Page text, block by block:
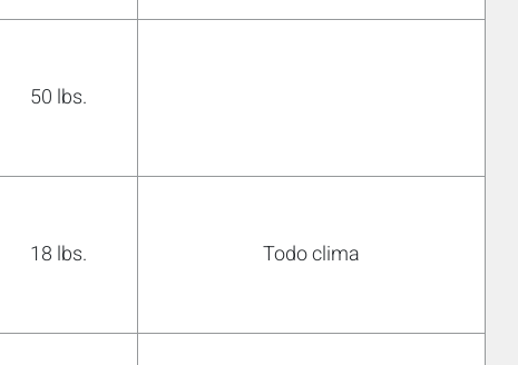
50 lbs.
18 lbs. Todo clima